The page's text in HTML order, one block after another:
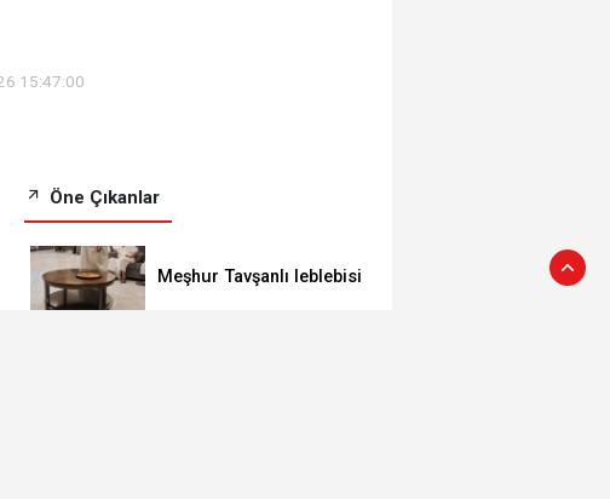
15:47:00
Öne Çıkanlar
Meşhur Tavşanlı leblebisi